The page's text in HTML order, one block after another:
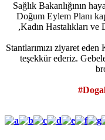
Sağlık Bakanlığının
Doğum Eylem Planı
,Kadın Hastalıkları
Stantlarımızı ziyaret
teşekkür ederiz.